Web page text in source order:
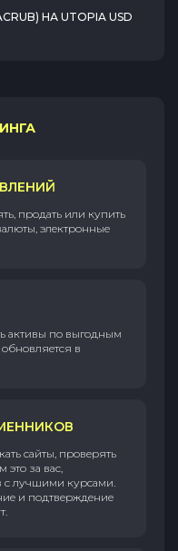
НА UTOPIA USD
продать или купить
электронные
активы по выгодным
в
сайты, проверять
это за вас,
с лучшими курсами.
и подтверждение